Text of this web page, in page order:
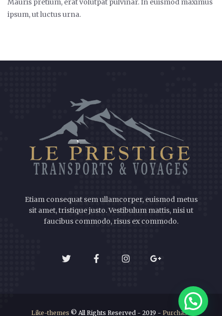
Mauris pretium, erat volutpat pulvinar. In euismod maximus
ipsum, ut luctus urna.
Etiam consequat sem ullamcorper, euismod metus
sit amet, tristique justo. Vestibulum mattis, nisi ut
faucibus commodo, risus ex commodo.
Like-themes © All Rights Reserved - 2019 - Purchase